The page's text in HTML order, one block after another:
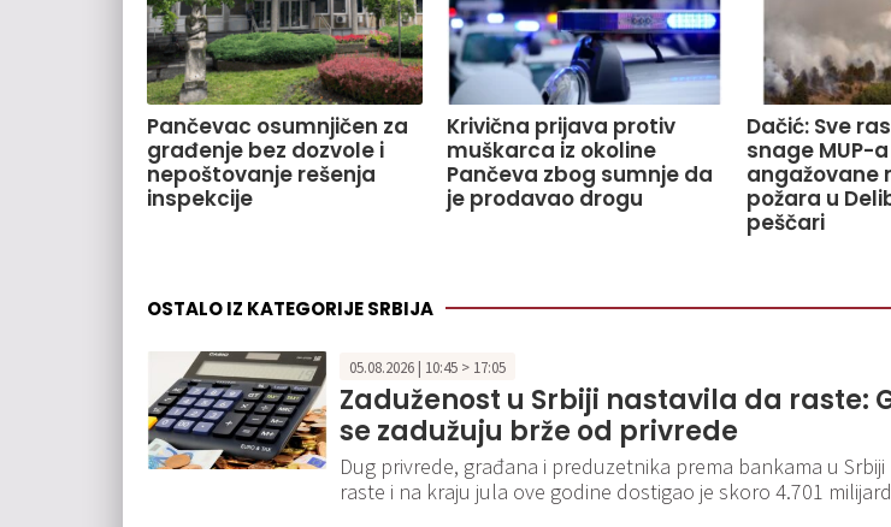
Pančevac osumnjičen za
građenje bez dozvole i
nepoštovanje rešenja
inspekcije
Krivična prijava protiv
muškarca iz okoline
Pančeva zbog sumnje da
je prodavao drogu
Dačić: Sve
snage MUP-a
angažovane
požara u
peščari
OSTALO IZ KATEGORIJE SRBIJA
05.08.2026 | 10:45 > 17:05
Zaduženost u Srbiji nastavila da raste:
se zadužuju brže od privrede
Dug privrede, građana i preduzetnika prema bankama u Srbiji
raste i na kraju jula ove godine dostigao je skoro 4.701